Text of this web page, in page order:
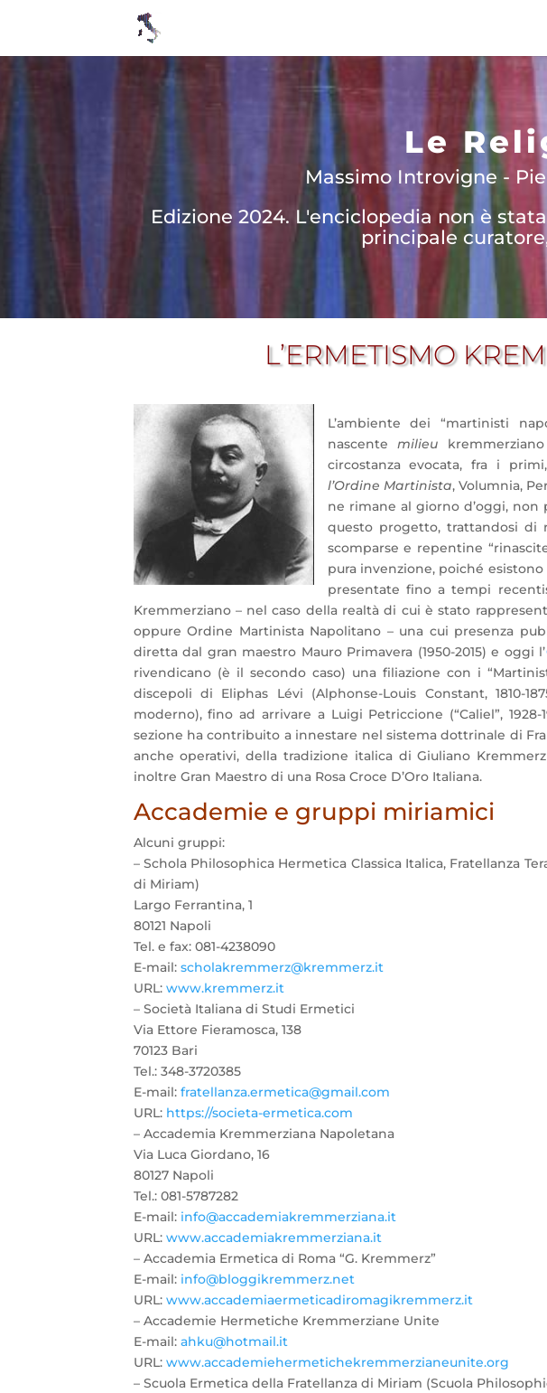
Le
Massimo Introvigne -
Edizione 2024. L'enciclopedia non è
principale
L’ERMETISMO
L’ambiente dei “martinisti
nascentemilieu
circostanza evocata, fra i
l’Ordine Martinista, Volumnia,
ne rimane al giorno d’oggi,
questo progetto, trattandosi di
scomparse e repentine
pura invenzione, poiché
presentate fino a tempi
Kremmerziano – nel caso della realtà di cui è stato
oppure Ordine Martinista Napolitano – una cui presenza
diretta dal gran maestro Mauro Primavera (1950-2015) e oggi l’
rivendicano (è il secondo caso) una filiazione con i
discepoli di Eliphas Lévi (Alphonse-Louis Constant, 1810-
moderno), fino ad arrivare a Luigi Petriccione (“Caliel”,
sezione ha contribuito a innestare nel sistema dottrinale di
anche operativi, della tradizione italica di Giuliano
inoltre Gran Maestro di una Rosa Croce D’Oro Italiana.
Accademie e gruppi miriamici
Alcuni gruppi:
– Schola Philosophica Hermetica Classica Italica, Fratellanza
di Miriam)
Largo Ferrantina, 1
80121 Napoli
Tel. e fax: 081-4238090
E-mail: scholakremmerz@kremmerz.it
URL: www.kremmerz.it
– Società Italiana di Studi Ermetici
Via Ettore Fieramosca, 138
70123 Bari
Tel.: 348-3720385
E-mail: fratellanza.ermetica@gmail.com
URL: https://societa-ermetica.com
– Accademia Kremmerziana Napoletana
Via Luca Giordano, 16
80127 Napoli
Tel.: 081-5787282
E-mail: info@accademiakremmerziana.it
URL: www.accademiakremmerziana.it
– Accademia Ermetica di Roma “G. Kremmerz”
E-mail: info@bloggikremmerz.net
URL: www.accademiaermeticadiromagikremmerz.it
– Accademie Hermetiche Kremmerziane Unite
E-mail: ahku@hotmail.it
URL: www.accademiehermetichekremmerzianeunite.org
– Scuola Ermetica della Fratellanza di Miriam (Scuola